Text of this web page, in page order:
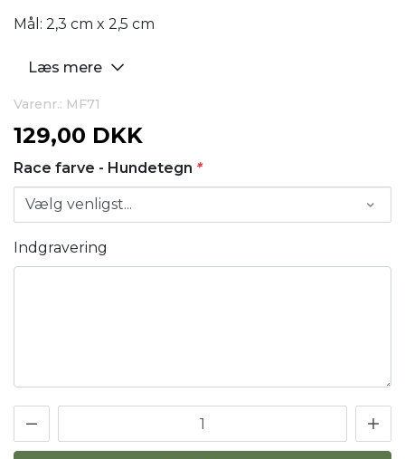
Mål: 2,3 cm x 2,5 cm
Læs mere
Varenr.: MF71
129,00 DKK
Race farve - Hundetegn *
Indgravering